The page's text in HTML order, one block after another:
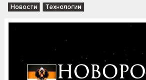
Новости Технологии